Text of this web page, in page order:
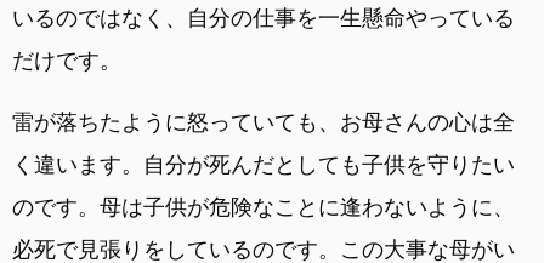
いるのではなく、自分の仕事を一生懸命やっている
だけです。
雷が落ちたように怒っていても、お母さんの心は全
く違います。自分が死んだとしても子供を守りたい
のです。母は子供が危険なことに逢わないように、
必死で見張りをしているのです。この大事な母がい